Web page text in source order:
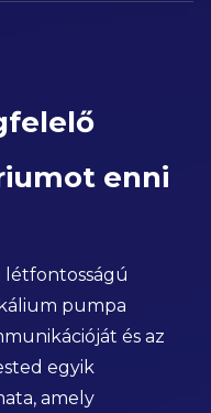
enni
pumpa
és az
egyik
amely